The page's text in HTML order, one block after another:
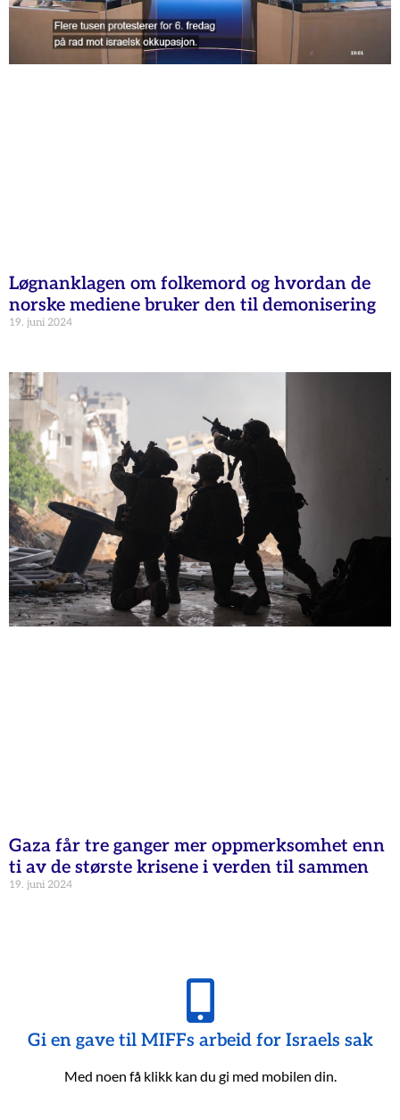
Løgnanklagen om folkemord og hvordan de
norske mediene bruker den til demonisering
19. juni 2024
Gaza får tre ganger mer oppmerksomhet enn
ti av de største krisene i verden til sammen
19. juni 2024
Gi en gave til MIFFs arbeid for Israels sak
Med noen få klikk kan du gi med mobilen din.